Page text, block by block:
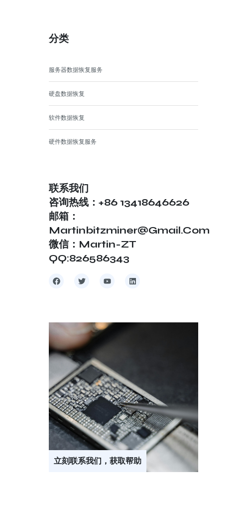
分类
服务器数据恢复服务
硬盘数据恢复
软件数据恢复
硬件数据恢复服务
联系我们
咨询热线：+86 13418646626
邮箱：
Martinbitzminer@gmail.com
微信：Martin-ZT
QQ:826586343
立刻联系我们，获取帮助